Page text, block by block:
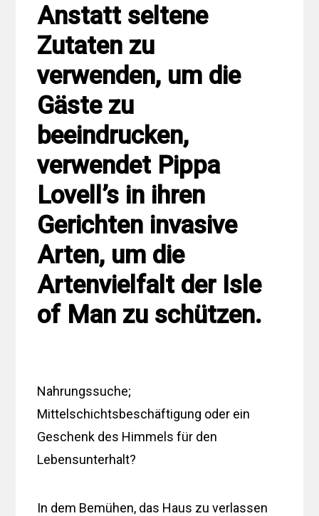
Anstatt seltene
Zutaten zu
verwenden, um die
Gäste zu
beeindrucken,
verwendet Pippa
Lovell’s in ihren
Gerichten invasive
Arten, um die
Artenvielfalt der Isle
of Man zu schützen.
Nahrungssuche;
Mittelschichtsbeschäftigung oder ein
Geschenk des Himmels für den
Lebensunterhalt?
In dem Bemühen, das Haus zu verlassen